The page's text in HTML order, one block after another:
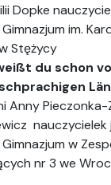
Dopke
im.
Stężycy
du schon
Anny
nauczycielek
w
nr 3 we